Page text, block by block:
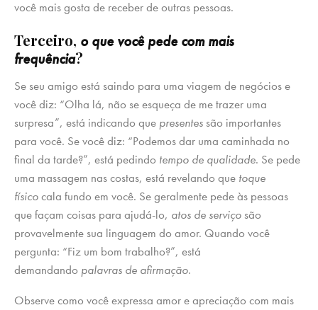
você mais gosta de receber de outras pessoas.
Terceiro, o que você pede com mais
frequência?
Se seu amigo está saindo para uma viagem de negócios e
você diz: “Olha lá, não se esqueça de me trazer uma
surpresa”, está indicando que presentes são importantes
para você. Se você diz: “Podemos dar uma caminhada no
final da tarde?”, está pedindo tempo de qualidade. Se pede
uma massagem nas costas, está revelando que toque
físicocala fundo em você. Se geralmente pede às pessoas
que façam coisas para ajudá-lo, atos de serviço são
provavelmente sua linguagem do amor. Quando você
pergunta: “Fiz um bom trabalho?”, está
demandando palavras de afirmação.
Observe como você expressa amor e apreciação com mais